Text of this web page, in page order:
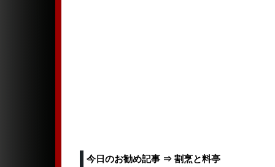
今日のお勧め記事 ⇒ 割烹と料亭